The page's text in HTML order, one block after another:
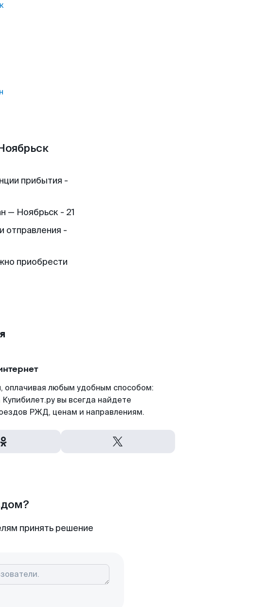
прибытия -
— Ноябрьск - 21
отправления -
приобрести
оплачивая любым удобным способом:
вы всегда найдете
РЖД, ценам и направлениям.
принять решение